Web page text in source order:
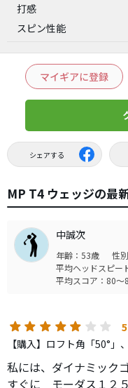
打感
スピン性能
マイギアに登録
シェアする
MP T4 ウェッジの最
中誠次
年齢：53歳 性
平均ヘッドスピ
平均スコア：80～
5
【購入】ロフト角「50°」
私には、ダイナミック
すぐに モーダス１２